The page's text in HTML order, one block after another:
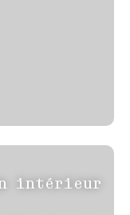
intérieur